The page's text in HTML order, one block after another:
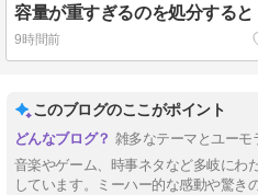
9時間前
このブログのここがポイント
雑多なテーマとユーモ
音楽やゲーム、時事ネタなど多岐にわ
しています。ミーハー的な感動や驚き